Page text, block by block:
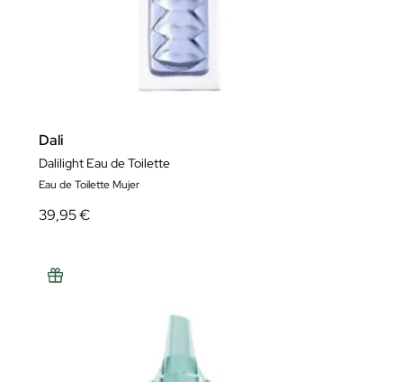
Dali
Dalilight Eau de Toilette
Eau de Toilette Mujer
39,95 €